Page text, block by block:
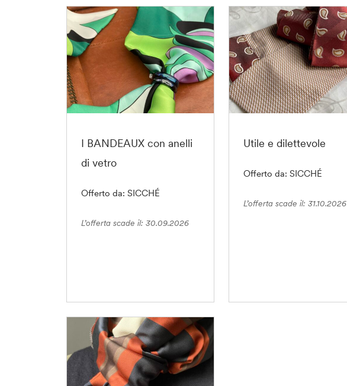
I BANDEAUX con anelli
di vetro
Offerto da: SICCHÉ
L’offerta scade il: 30.09.2026
Utile e dilettevole
Offerto da: SICCHÉ
L’offerta scade il: 31.10.2026